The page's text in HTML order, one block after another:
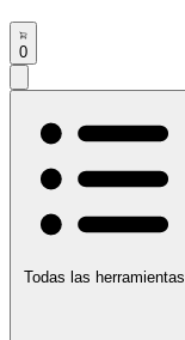
0
Todas las herramientas